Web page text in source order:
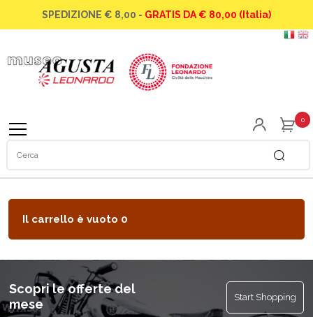
SPEDIZIONE € 8,00 - GRATIS DA € 80,00 (Italia)
0
Il carrello è vuoto 0
Scopri le offerte del
mese
Start Shopping
La famiglia
Gli elicotteri
La Caproni vizzola
La famiglia
Abbigliamento
Modellini
Libri